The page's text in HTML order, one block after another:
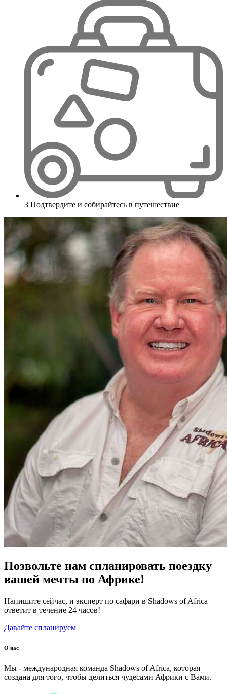
3 Подтвердите и собирайтесь в путешествие
Позвольте нам спланировать поездку
вашей мечты по Африке!
Напишите сейчас, и эксперт по сафари в Shadows of Africa
ответит в течение 24 часов!
Давайте спланируем
О нас
Мы - международная команда Shadows of Africa, которая
создана для того, чтобы делиться чудесами Африки с Вами.